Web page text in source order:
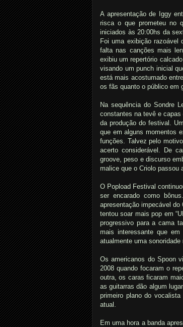
A apresentação de Iggy
risca o que prometeu no
iniciados às 20:00hs da
Foi uma exibição razoável
falta nas canções mais
exibiu um repertório
visando um punch inicial
está mais acostumado
os fãs quanto o público em
Na sequência do Sondre
constantes na tevê e
da produção do festival.
que em alguns momentos
funções. Talvez pelo
acerto considerável. De
groove, peso e discurso
malice que o Criolo passou
O Popload Festival
ser encarado como
apresentação impecável do
tentou soar mais pop em
progressivo para a cama
mais interessante que
atualmente uma
Os americanos do Spoon
2008 quando focaram o
outra, os caras ficaram
as guitarras dão algum
primeiro plano do
atual.
Em uma hora a banda